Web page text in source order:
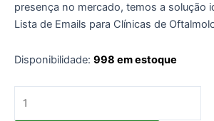
presença no mercado, temos a solução
Lista de Emails para Clínicas de
Disponibilidade: 998 em estoque